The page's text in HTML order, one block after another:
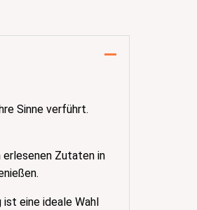
Sinne verführt.
Zutaten in
eine ideale Wahl